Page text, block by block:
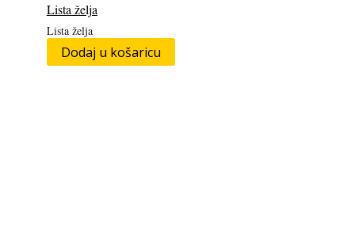
Lista želja
Lista želja
Dodaj u košaricu